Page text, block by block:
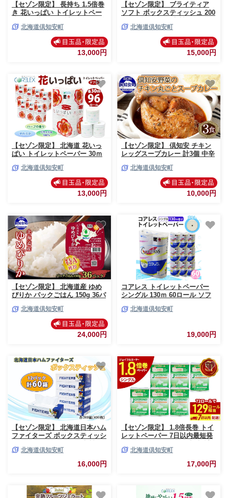
【セゾン限定】 長持ち 1.5倍巻
き 花いっぱい トイレットペー
18種 花柄 プリント ハーブ 香り
付き 日本製 まとめ買い 防災 常
備品 ペーパー エコ 日用雑貨 消
耗品 備蓄 送料無料 北海道 倶知
北海道倶知安町
13,000円
【セゾン限定】 ブライティア
ソフト ボックスティッシュ 200
い 日用雑貨 消耗品 生活必需品
備蓄 リサイクル ティッシュ ペ
ーパー 防災 常備品 消耗品 日用
品 備蓄 送料無料 北海道 倶知安
北海道倶知安町
15,000円
【セゾン限定】 北海道 花いっ
ぱい トイレットペーパー 30ｍ
リント ハーブ 香り付き まとめ
買い トイレ ペーパー 日用雑貨
消耗品 備蓄 リサイクル ティッ
シュ ペーパー 防災 常備品 日用
北海道倶知安町
13,000円
【セゾン限定】 倶知安 チキン
レッグスープカレー 計3個 中辛
レー スープカレー 野菜 じゃが
いも 鶏 チキン お取り寄せ グル
メ スパイシー お肉 牛肉 加工食
北海道倶知安町
10,000円
【セゾン限定】 北海道産 ゆめ
ぴりか パックごはん 150g 36パ
ック まとめ買い 簡単 レンジ 仕
送り 備蓄 常温 保存 北海道 倶
知安町 お米 レトルト ごはんパ
北海道倶知安町
24,000円
コアレス トイレットペーパー
シングル 130ｍ 60ロール ソフ
サイクル 長持 防災 常備品 日用
北海道倶知安町
19,000円
【セゾン限定】 北海道日本ハム
ファイターズ ボックスティッシ
とめ買い 日用雑貨 消耗品 生活
必需品 大容量 備蓄 リサイクル
ティッシュ ペーパー 防災 常備
北海道倶知安町
16,000円
【セゾン限定】 1.8倍長巻 トイ
レットペーパー 7日以内最短発
72ロール (12ロール×6個パック)
長さ110m 日用 雑貨 再生紙 日
本製 まとめ買い 防災 常備品 エ
北海道倶知安町
17,000円